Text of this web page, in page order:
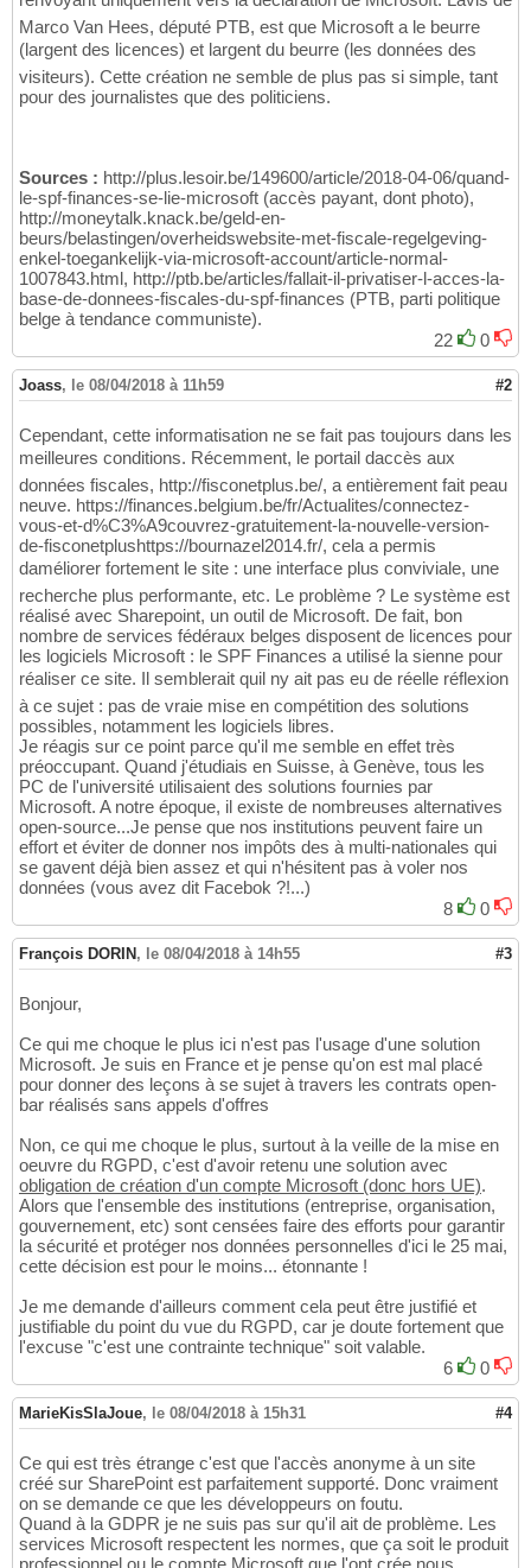
Marco Van Hees, député PTB, est que Microsoft a le beurre
(largent des licences) et largent du beurre (les données des
visiteurs). Cette création ne semble de plus pas si simple, tant
pour des journalistes que des politiciens.
Sources : http://plus.lesoir.be/149600/article/2018-04-06/quand-
le-spf-finances-se-lie-microsoft (accès payant, dont photo),
http://moneytalk.knack.be/geld-en-
beurs/belastingen/overheidswebsite-met-fiscale-regelgeving-
enkel-toegankelijk-via-microsoft-account/article-normal-
1007843.html, http://ptb.be/articles/fallait-il-privatiser-l-acces-la-
base-de-donnees-fiscales-du-spf-finances (PTB, parti politique
belge à tendance communiste).
22
0
Joass, le 08/04/2018 à 11h59 #2
Cependant, cette informatisation ne se fait pas toujours dans les
meilleures conditions. Récemment, le portail daccès aux
données fiscales, http://fisconetplus.be/, a entièrement fait peau
neuve. https://finances.belgium.be/fr/Actualites/connectez-
vous-et-d%C3%A9couvrez-gratuitement-la-nouvelle-version-
de-fisconetplushttps://bournazel2014.fr/, cela a permis
daméliorer fortement le site : une interface plus conviviale, une
recherche plus performante, etc. Le problème ? Le système est
réalisé avec Sharepoint, un outil de Microsoft. De fait, bon
nombre de services fédéraux belges disposent de licences pour
les logiciels Microsoft : le SPF Finances a utilisé la sienne pour
réaliser ce site. Il semblerait quil ny ait pas eu de réelle réflexion
à ce sujet : pas de vraie mise en compétition des solutions
possibles, notamment les logiciels libres.
Je réagis sur ce point parce qu'il me semble en effet très
préoccupant. Quand j'étudiais en Suisse, à Genève, tous les
PC de l'université utilisaient des solutions fournies par
Microsoft. A notre époque, il existe de nombreuses alternatives
open-source...Je pense que nos institutions peuvent faire un
effort et éviter de donner nos impôts des à multi-nationales qui
se gavent déjà bien assez et qui n'hésitent pas à voler nos
données (vous avez dit Facebok ?!...)
8
0
François DORIN , le 08/04/2018 à 14h55 #3
Bonjour,
Ce qui me choque le plus ici n'est pas l'usage d'une solution
Microsoft. Je suis en France et je pense qu'on est mal placé
pour donner des leçons à se sujet à travers les contrats open-
bar réalisés sans appels d'offres
Non, ce qui me choque le plus, surtout à la veille de la mise en
oeuvre du RGPD, c'est d'avoir retenu une solution avec
obligation de création d'un compte Microsoft (donc hors UE).
Alors que l'ensemble des institutions (entreprise, organisation,
gouvernement, etc) sont censées faire des efforts pour garantir
la sécurité et protéger nos données personnelles d'ici le 25 mai,
cette décision est pour le moins... étonnante !
Je me demande d'ailleurs comment cela peut être justifié et
justifiable du point du vue du RGPD, car je doute fortement que
l'excuse "c'est une contrainte technique" soit valable.
6
0
MarieKisSlaJoue, le 08/04/2018 à 15h31 #4
Ce qui est très étrange c'est que l'accès anonyme à un site
créé sur SharePoint est parfaitement supporté. Donc vraiment
on se demande ce que les développeurs on foutu.
Quand à la GDPR je ne suis pas sur qu'il ait de problème. Les
services Microsoft respectent les normes, que ça soit le produit